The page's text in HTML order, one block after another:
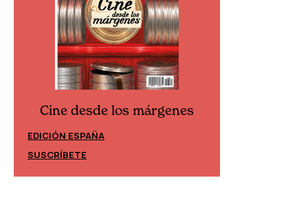
Cine desde los márgenes
EDICIÓN ESPAÑA
SUSCRÍBETE